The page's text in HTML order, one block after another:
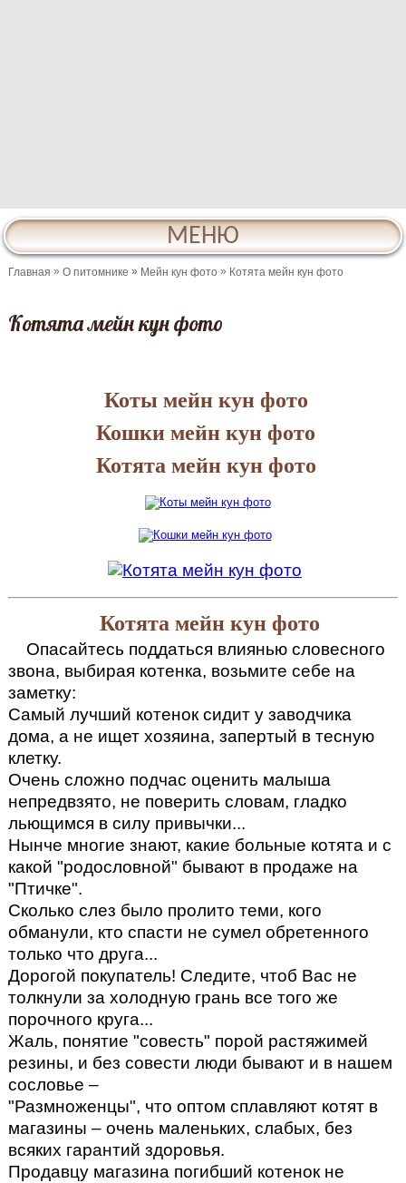
МЕНЮ
Главная » О питомнике » Мейн кун фото » Котята мейн кун фото
Котята мейн кун фото
Коты мейн кун фото
Кошки мейн кун фото
Котята мейн кун фото
Котята мейн кун фото
Опасайтесь поддаться влиянью словесного
звона, выбирая котенка, возьмите себе на
заметку:
Самый лучший котенок сидит у заводчика
дома, а не ищет хозяина, запертый в тесную
клетку.
Очень сложно подчас оценить малыша
непредвзято, не поверить словам, гладко
льющимся в силу привычки...
Нынче многие знают, какие больные котята и с
какой "родословной" бывают в продаже на
"Птичке".
Сколько слез было прoлито теми, кого
обманули, кто спасти не сумел обретенного
только что друга...
Дорогой покупатель! Следите, чтоб Вас не
толкнули за холодную грань все того же
порочного круга...
Жаль, понятие "совесть" порой растяжимей
резины, и без совести люди бывают и в нашем
сословье –
"Размноженцы", что оптом сплавляют котят в
магазины – очень маленьких, слабых, без
всяких гарантий здоровья.
Продавцу магазина погибший котенок не